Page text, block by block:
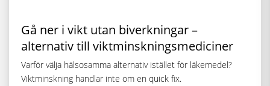
Gå ner i vikt utan biverkningar –
alternativ till viktminskningsmediciner
Varför välja hälsosamma alternativ istället för läkemedel?
Viktminskning handlar inte om en quick fix.